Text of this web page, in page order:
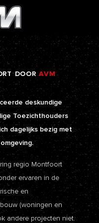
DOOR AVM
deskundige
Toezichthouders
dagelijks bezig met
regio Montfoort
ervaren in de
en
(woningen en
andere projecten niet.